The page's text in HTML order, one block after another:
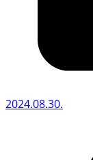
2024.08.30.